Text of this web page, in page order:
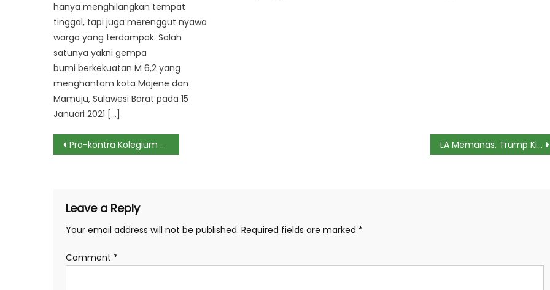
hanya menghilangkan tempat
tinggal, tapi juga merenggut nyawa
warga yang terdampak. Salah
satunya yakni gempa
bumi berkekuatan M 6,2 yang
menghantam kota Majene dan
Mamuju, Sulawesi Barat pada 15
Januari 2021 […]
Post
Pro-kontra Kolegium Kesehatan di Bawah Kemenkes LA Memanas, Trump Kirim 700 Marinir-4.000 Tentara Garda Nasional
Leave a Reply
Your email address will not be published. Required fields are marked *
Comment *